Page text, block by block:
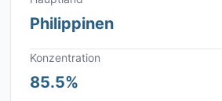
Philippinen
Konzentration
85.5%